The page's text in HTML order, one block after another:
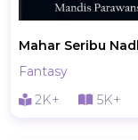
Mahar Seribu
Fantasy
2K+
5K+